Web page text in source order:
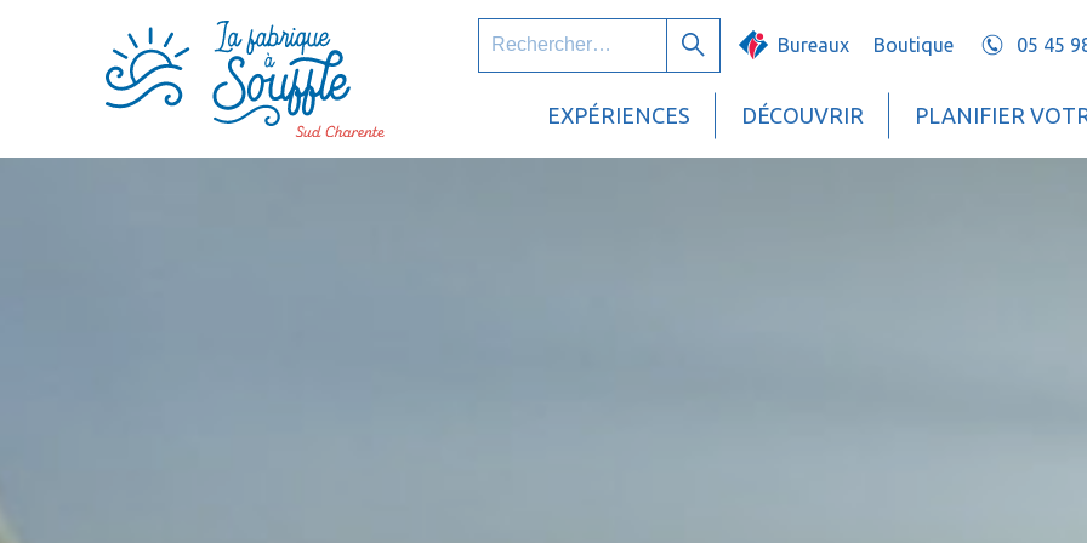
EXPÉRIENCES DÉCOUVRIR PLANIFIER
RechercherBureaux Boutique 05 45